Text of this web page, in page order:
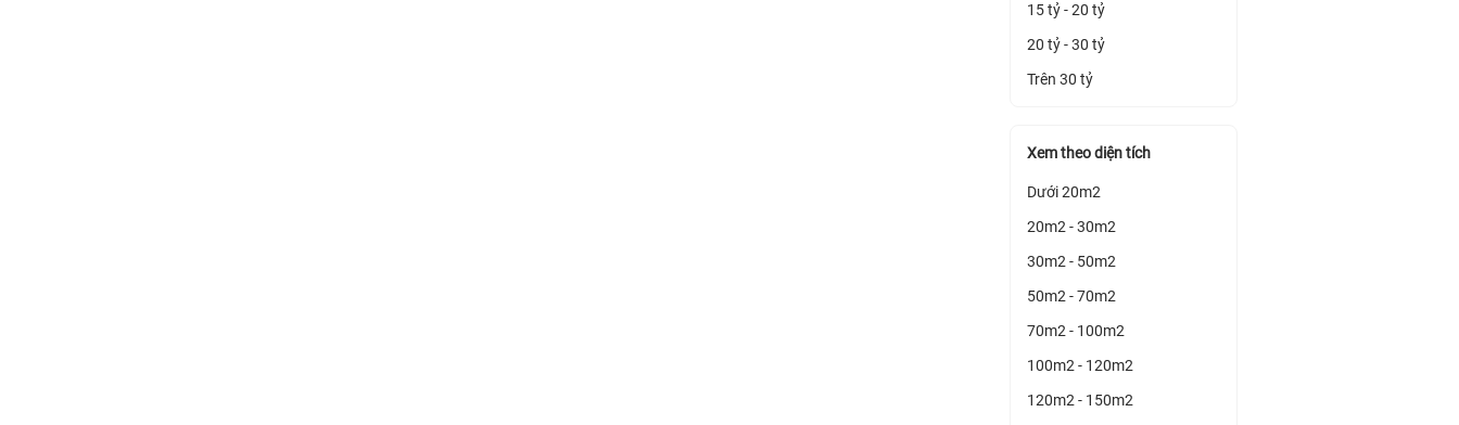
15 tỷ - 20 tỷ
20 tỷ - 30 tỷ
Trên 30 tỷ
Xem theo diện tích
Dưới 20m2
20m2 - 30m2
30m2 - 50m2
50m2 - 70m2
70m2 - 100m2
100m2 - 120m2
120m2 - 150m2